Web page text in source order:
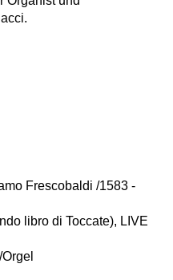
Frescobaldi /1583 -
libro di Toccate), LIVE